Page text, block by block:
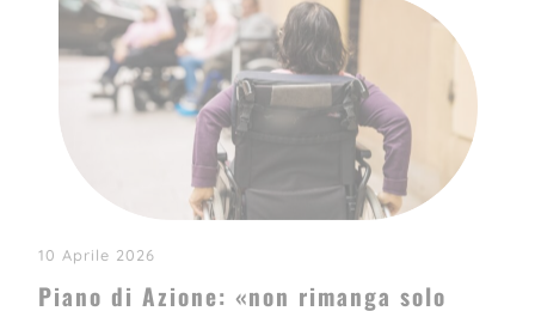
10 Aprile 2026
Piano di Azione: «non rimanga solo